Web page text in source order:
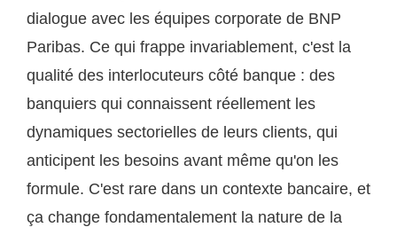
dialogue avec les équipes corporate de BNP
Paribas. Ce qui frappe invariablement, c'est la
qualité des interlocuteurs côté banque : des
banquiers qui connaissent réellement les
dynamiques sectorielles de leurs clients, qui
anticipent les besoins avant même qu'on les
formule. C'est rare dans un contexte bancaire, et
ça change fondamentalement la nature de la